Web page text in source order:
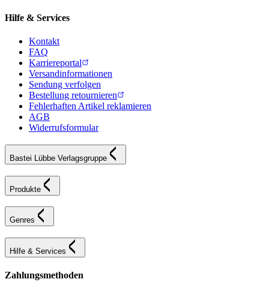
Hilfe & Services
Kontakt
FAQ
Karriereportal
Versandinformationen
Sendung verfolgen
Bestellung retournieren
Fehlerhaften Artikel reklamieren
AGB
Widerrufsformular
Bastei Lübbe Verlagsgruppe
Produkte
Genres
Hilfe & Services
Zahlungsmethoden